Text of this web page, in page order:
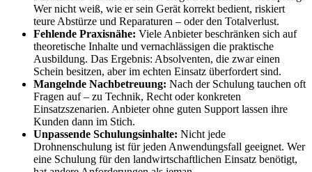
Wer nicht weiß, wie er sein Gerät korrekt bedient, riskiert
teure Abstürze und Reparaturen – oder den Totalverlust.
Fehlende Praxisnähe: Viele Anbieter beschränken sich auf
theoretische Inhalte und vernachlässigen die praktische
Ausbildung. Das Ergebnis: Absolventen, die zwar einen
Schein besitzen, aber im echten Einsatz überfordert sind.
Mangelnde Nachbetreuung: Nach der Schulung tauchen oft
Fragen auf – zu Technik, Recht oder konkreten
Einsatzszenarien. Anbieter ohne guten Support lassen ihre
Kunden dann im Stich.
Unpassende Schulungsinhalte: Nicht jede
Drohnenschulung ist für jeden Anwendungsfall geeignet. Wer
eine Schulung für den landwirtschaftlichen Einsatz benötigt,